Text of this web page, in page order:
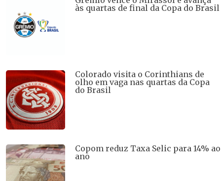
às quartas de final da Copa do Brasil
Colorado visita o Corinthians de
olho em vaga nas quartas da Copa
do Brasil
Copom reduz Taxa Selic para 14% ao
ano